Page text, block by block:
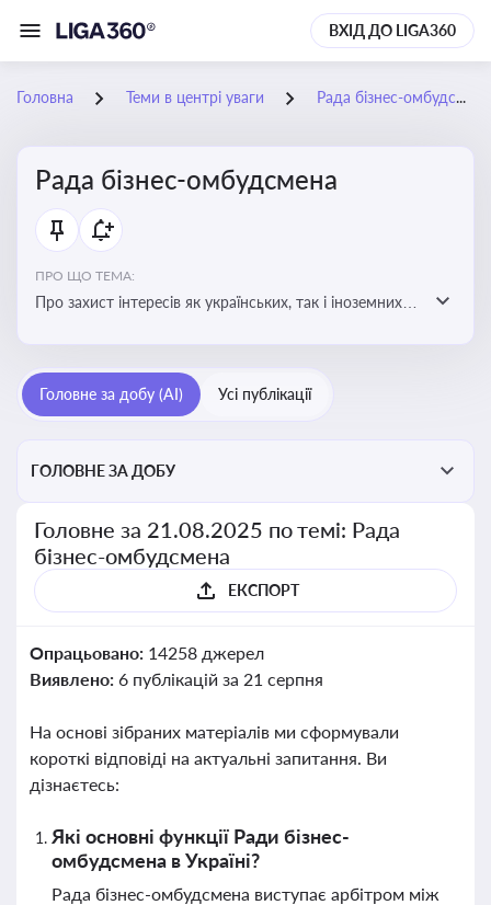
ВХІД ДО LIGA360
Головна Теми в центрі уваги Рада бізнес-омбудсмена
Рада бізнес-омбудсмена
ПРО ЩО ТЕМА:
Про захист інтересів як українських, так і іноземних
Головне за добу (AI) Усі публікації
ГОЛОВНЕ ЗА ДОБУ
Головне за 21.08.2025 по темі: Рада
бізнес-омбудсмена
ЕКСПОРТ
Опрацьовано: 14258 джерел
Виявлено: 6 публікацій за 21 серпня
На основі зібраних матеріалів ми сформували
короткі відповіді на актуальні запитання. Ви
дізнаєтесь:
Які основні функції Ради бізнес-
омбудсмена в Україні?
Рада бізнес-омбудсмена виступає арбітром між